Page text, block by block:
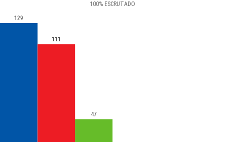
100% ESCRUTADO
129
111
47